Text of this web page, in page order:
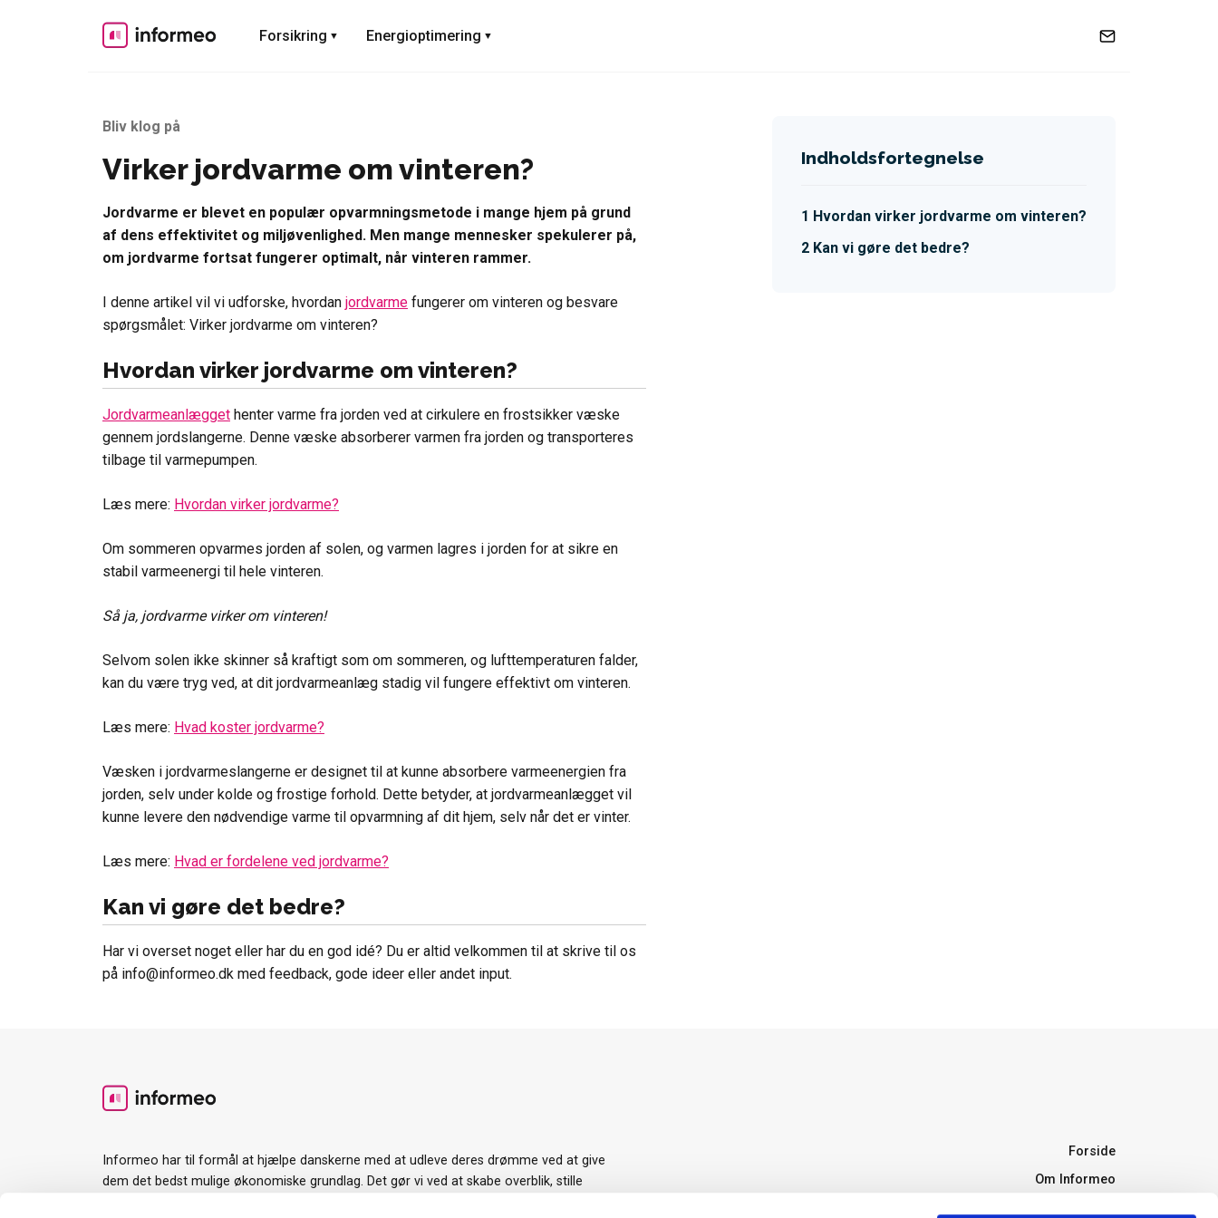
Forsikring Energioptimering
Bliv klog på
Virker jordvarme om vinteren?
Jordvarme er blevet en populær opvarmningsmetode i mange hjem på grund
af dens effektivitet og miljøvenlighed. Men mange mennesker spekulerer på,
om jordvarme fortsat fungerer optimalt, når vinteren rammer.
I denne artikel vil vi udforske, hvordan jordvarme fungerer om vinteren og besvare
spørgsmålet: Virker jordvarme om vinteren?
Hvordan virker jordvarme om vinteren?
Jordvarmeanlægget henter varme fra jorden ved at cirkulere en frostsikker væske
gennem jordslangerne. Denne væske absorberer varmen fra jorden og transporteres
tilbage til varmepumpen.
Læs mere: Hvordan virker jordvarme?
Om sommeren opvarmes jorden af solen, og varmen lagres i jorden for at sikre en
stabil varmeenergi til hele vinteren.
Så ja, jordvarme virker om vinteren!
Selvom solen ikke skinner så kraftigt som om sommeren, og lufttemperaturen falder,
kan du være tryg ved, at dit jordvarmeanlæg stadig vil fungere effektivt om vinteren.
Læs mere: Hvad koster jordvarme?
Væsken i jordvarmeslangerne er designet til at kunne absorbere varmeenergien fra
jorden, selv under kolde og frostige forhold. Dette betyder, at jordvarmeanlægget vil
kunne levere den nødvendige varme til opvarmning af dit hjem, selv når det er vinter.
Læs mere: Hvad er fordelene ved jordvarme?
Kan vi gøre det bedre?
Har vi overset noget eller har du en god idé? Du er altid velkommen til at skrive til os
på info@informeo.dk med feedback, gode ideer eller andet input.
Indholdsfortegnelse
Hvordan virker jordvarme om vinteren?
Kan vi gøre det bedre?
Informeo har til formål at hjælpe danskerne med at udleve deres drømme ved at give
dem det bedst mulige økonomiske grundlag. Det gør vi ved at skabe overblik, stille
Forside
Om Informeo